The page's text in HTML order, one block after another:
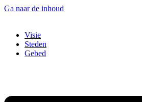
Ga naar de inhoud
Visie
Steden
Gebed